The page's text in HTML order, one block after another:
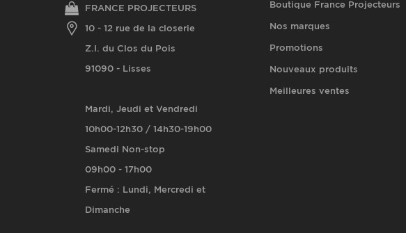
FRANCE PROJECTEURS
10 - 12 rue de la closerie
Z.I. du Clos du Pois
91090 - Lisses
Mardi, Jeudi et Vendredi
10h00-12h30 / 14h30-19h00
Samedi Non-stop
09h00 - 17h00
Fermé : Lundi, Mercredi et
Dimanche
Boutique France Projecteurs
Nos marques
Promotions
Nouveaux produits
Meilleures ventes